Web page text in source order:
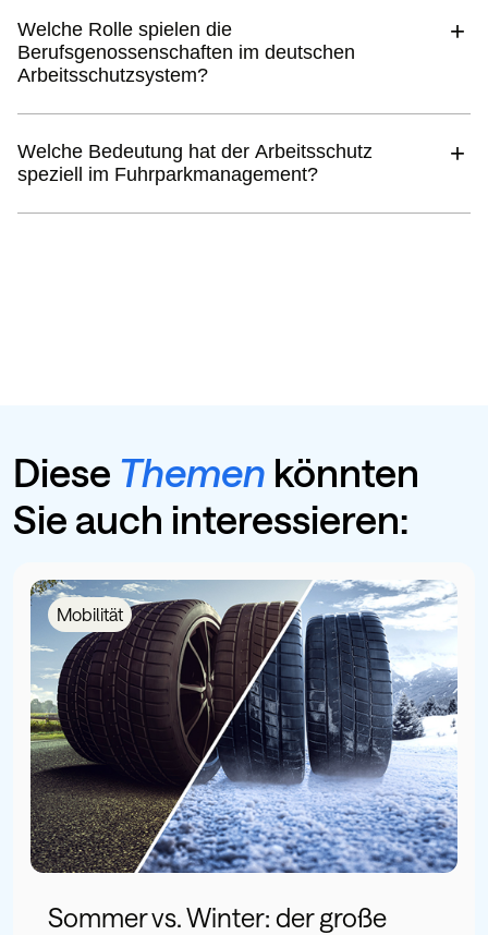
Welche Rolle spielen die
Berufsgenossenschaften im deutschen
Arbeitsschutzsystem?
Welche Bedeutung hat der Arbeitsschutz
speziell im Fuhrparkmanagement?
Diese Themen könnten
Sie auch interessieren:
Mobilität
Sommer vs. Winter: der große